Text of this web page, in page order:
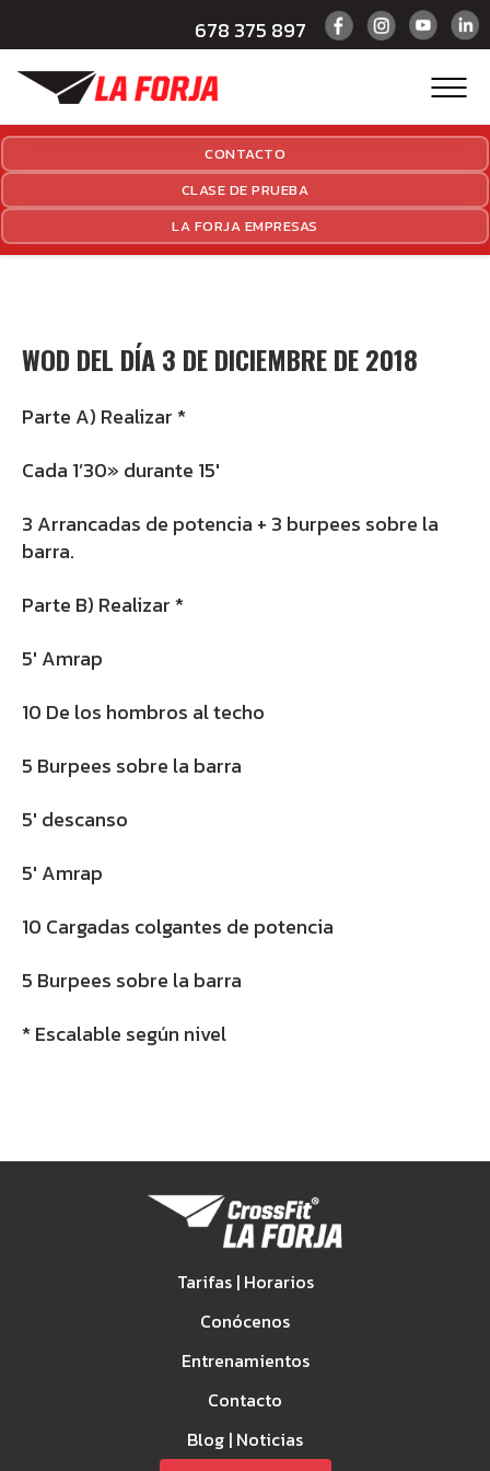
678 375 897
CONTACTO
CLASE DE PRUEBA
LA FORJA EMPRESAS
WOD DEL DÍA 3 DE DICIEMBRE DE 2018
Parte A) Realizar *
Cada 1’30» durante 15′
3 Arrancadas de potencia + 3 burpees sobre la
barra.
Parte B) Realizar *
5′ Amrap
10 De los hombros al techo
5 Burpees sobre la barra
5′ descanso
5′ Amrap
10 Cargadas colgantes de potencia
5 Burpees sobre la barra
* Escalable según nivel
Tarifas | Horarios
Conócenos
Entrenamientos
Contacto
Blog | Noticias